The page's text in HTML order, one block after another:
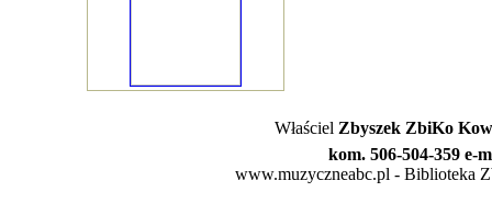
Właściel Zbyszek ZbiKo
kom. 506-504-359 e-
www.muzyczneabc.pl - Biblioteka